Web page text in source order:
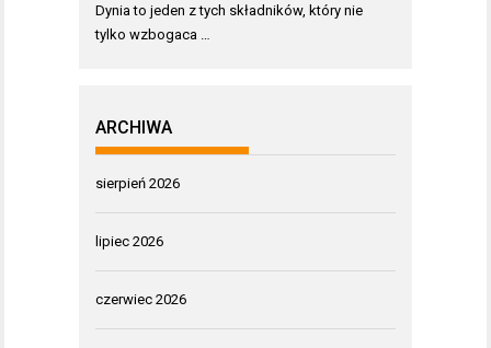
Dynia to jeden z tych składników, który nie
tylko wzbogaca …
ARCHIWA
sierpień 2026
lipiec 2026
czerwiec 2026